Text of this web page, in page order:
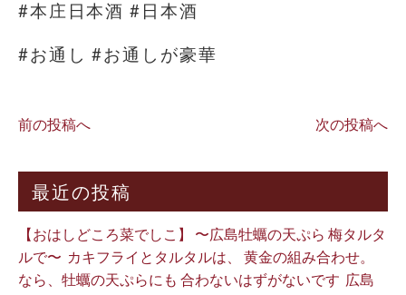
#本庄日本酒 #日本酒
#お通し #お通しが豪華
前の投稿へ 次の投稿へ
最近の投稿
【おはしどころ菜でしこ】 〜広島牡蠣の天ぷら 梅タルタ
ルで〜 ⁡ カキフライとタルタルは、 黄金の組み合わせ。 ⁡
なら、牡蠣の天ぷらにも 合わないはずがないです ⁡ 広島